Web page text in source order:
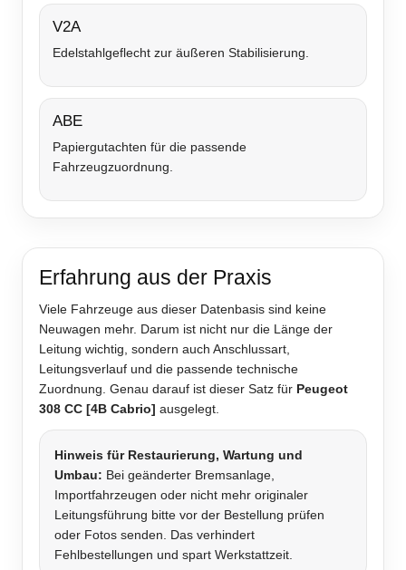
V2A
Edelstahlgeflecht zur äußeren Stabilisierung.
ABE
Papiergutachten für die passende
Fahrzeugzuordnung.
Erfahrung aus der Praxis
Viele Fahrzeuge aus dieser Datenbasis sind keine
Neuwagen mehr. Darum ist nicht nur die Länge der
Leitung wichtig, sondern auch Anschlussart,
Leitungsverlauf und die passende technische
Zuordnung. Genau darauf ist dieser Satz für Peugeot
308 CC [4B Cabrio] ausgelegt.
Hinweis für Restaurierung, Wartung und
Umbau: Bei geänderter Bremsanlage,
Importfahrzeugen oder nicht mehr originaler
Leitungsführung bitte vor der Bestellung prüfen
oder Fotos senden. Das verhindert
Fehlbestellungen und spart Werkstattzeit.